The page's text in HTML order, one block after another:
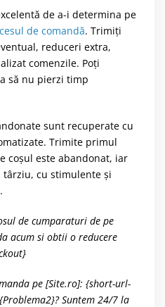
de a-i determina pe
de comandă. Trimiți
reduceri extra,
comenzile. Poți
să nu pierzi timp
sunt recuperate cu
Trimite primul
coșul este abandonat, iar
târziu, cu stimulente și
de cumparaturi de pe
acum si obtii o reducere
pe [Site.ro]: {short-url-
Suntem 24/7 la